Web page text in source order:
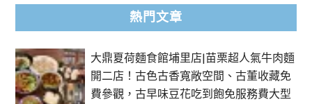
熱門文章
大鼎夏荷麵食館埔里店|苗栗超人氣牛肉麵
開二店！古色古香寬敞空間、古董收藏免
費參觀，古早味豆花吃到飽免服務費大型